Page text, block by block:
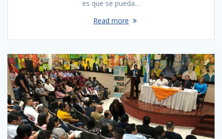
es que se pueda…
Read more